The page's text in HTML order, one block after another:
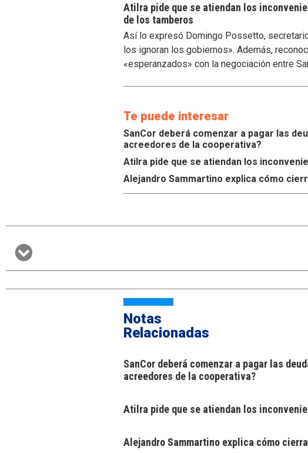
Atilra pide que se atiendan los
de los tamberos
Así lo expresó Domingo Possetto,
los ignoran los gobiernos». Además,
«esperanzados» con la negociación entre
Te puede interesar
SanCor deberá comenzar a pagar las
acreedores de la cooperativa?
Atilra pide que se atiendan los
Alejandro Sammartino explica cómo
Notas
Relacionadas
SanCor deberá comenzar a pagar las
acreedores de la cooperativa?
Atilra pide que se atiendan los
Alejandro Sammartino explica cómo